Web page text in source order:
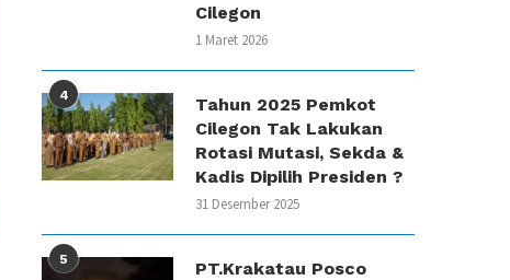
Cilegon
1 Maret 2026
4
Tahun 2025 Pemkot
Cilegon Tak Lakukan
Rotasi Mutasi, Sekda &
Kadis Dipilih Presiden ?
31 Desember 2025
5
PT.Krakatau Posco